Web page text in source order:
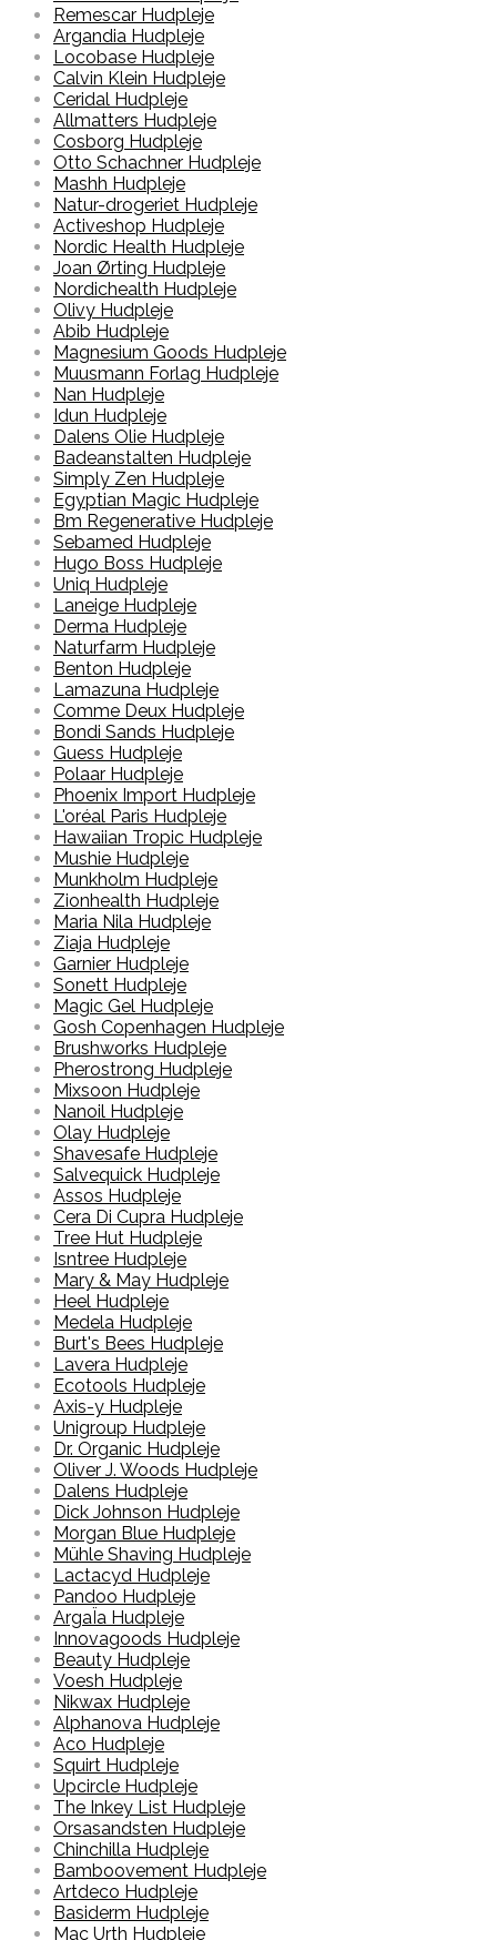
Remescar Hudpleje
Argandia Hudpleje
Locobase Hudpleje
Calvin Klein Hudpleje
Ceridal Hudpleje
Allmatters Hudpleje
Cosborg Hudpleje
Otto Schachner Hudpleje
Mashh Hudpleje
Natur-drogeriet Hudpleje
Activeshop Hudpleje
Nordic Health Hudpleje
Joan Ørting Hudpleje
Nordichealth Hudpleje
Olivy Hudpleje
Abib Hudpleje
Magnesium Goods Hudpleje
Muusmann Forlag Hudpleje
Nan Hudpleje
Idun Hudpleje
Dalens Olie Hudpleje
Badeanstalten Hudpleje
Simply Zen Hudpleje
Egyptian Magic Hudpleje
Bm Regenerative Hudpleje
Sebamed Hudpleje
Hugo Boss Hudpleje
Uniq Hudpleje
Laneige Hudpleje
Derma Hudpleje
Naturfarm Hudpleje
Benton Hudpleje
Lamazuna Hudpleje
Comme Deux Hudpleje
Bondi Sands Hudpleje
Guess Hudpleje
Polaar Hudpleje
Phoenix Import Hudpleje
L'oréal Paris Hudpleje
Hawaiian Tropic Hudpleje
Mushie Hudpleje
Munkholm Hudpleje
Zionhealth Hudpleje
Maria Nila Hudpleje
Ziaja Hudpleje
Garnier Hudpleje
Sonett Hudpleje
Magic Gel Hudpleje
Gosh Copenhagen Hudpleje
Brushworks Hudpleje
Pherostrong Hudpleje
Mixsoon Hudpleje
Nanoil Hudpleje
Olay Hudpleje
Shavesafe Hudpleje
Salvequick Hudpleje
Assos Hudpleje
Cera Di Cupra Hudpleje
Tree Hut Hudpleje
Isntree Hudpleje
Mary & May Hudpleje
Heel Hudpleje
Medela Hudpleje
Burt's Bees Hudpleje
Lavera Hudpleje
Ecotools Hudpleje
Axis-y Hudpleje
Unigroup Hudpleje
Dr. Organic Hudpleje
Oliver J. Woods Hudpleje
Dalens Hudpleje
Dick Johnson Hudpleje
Morgan Blue Hudpleje
Mühle Shaving Hudpleje
Lactacyd Hudpleje
Pandoo Hudpleje
ArgaÏa Hudpleje
Innovagoods Hudpleje
Beauty Hudpleje
Voesh Hudpleje
Nikwax Hudpleje
Alphanova Hudpleje
Aco Hudpleje
Squirt Hudpleje
Upcircle Hudpleje
The Inkey List Hudpleje
Orsasandsten Hudpleje
Chinchilla Hudpleje
Bamboovement Hudpleje
Artdeco Hudpleje
Basiderm Hudpleje
Mac Urth Hudpleje